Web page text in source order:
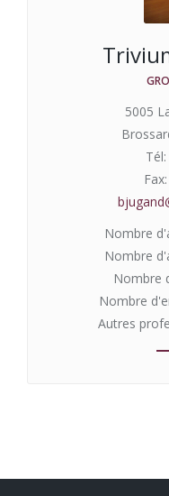
5005
Nombre
Nombre
Nombre
Nombre
Autres